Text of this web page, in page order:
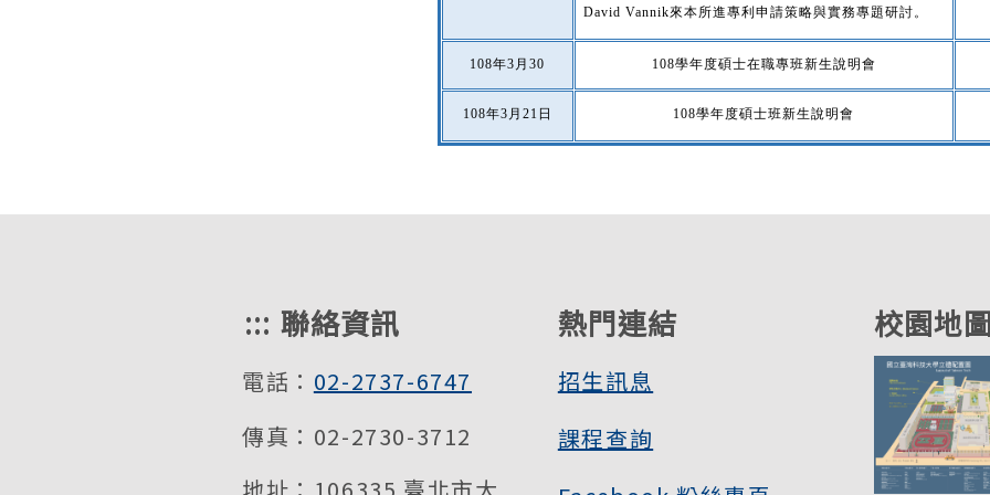
David Vannik來本所進專利申請策略與實務專題研討。
108年3月30 108學年度碩士在職專班新生說明會
108年3月21日 108學年度碩士班新生說明會
::: 聯絡資訊
電話： 02-2737-6747
傳真：02-2730-3712
熱門連結
招生訊息
課程查詢
校園地